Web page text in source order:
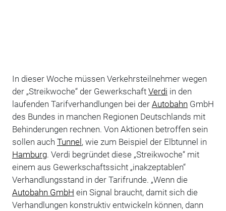
In dieser Woche müssen Verkehrsteilnehmer wegen
der „Streikwoche“ der Gewerkschaft Verdi in den
laufenden Tarifverhandlungen bei der Autobahn GmbH
des Bundes in manchen Regionen Deutschlands mit
Behinderungen rechnen. Von Aktionen betroffen sein
sollen auch Tunnel , wie zum Beispiel der Elbtunnel in
Hamburg. Verdi begründet diese „Streikwoche“ mit
einem aus Gewerkschaftssicht „inakzeptablen“
Verhandlungsstand in der Tarifrunde. „Wenn die
Autobahn GmbH ein Signal braucht, damit sich die
Verhandlungen konstruktiv entwickeln können, dann